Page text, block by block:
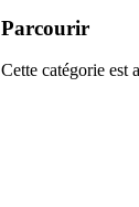
Parcourir
Cette catégorie est